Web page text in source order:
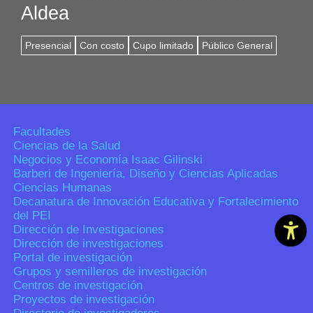
Aldea
Presencial Con costo Cupo limitado Público General
Facultades
Ciencias de la Salud
Negocios y Economía Isaac Gilinski
Barberi de Ingeniería, Diseño y Ciencias Aplicadas
Ciencias Humanas
Decanatura de Innovación Educativa y Fortalecimiento
del PEI
Dirección de Investigaciones
Dirección de investigaciones
Portal de investigación
Grupos y semilleros de investigación
Centros de investigación
Proyectos de investigación